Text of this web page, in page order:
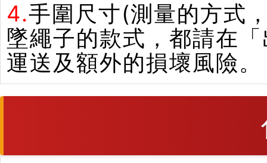
4.手圍尺寸(測量的方式
墜繩子的款式，都請在
運送及額外的損壞風險。